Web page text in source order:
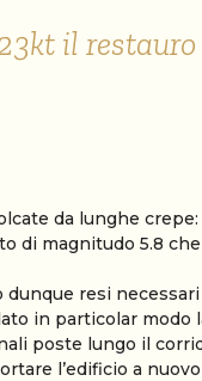
il
da lunghe
di magnitudo 5.8
dunque resi
in particolar modo
poste lungo il
l’edificio a